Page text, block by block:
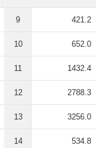
9 421.2
10 652.0
11 1432.4
12 2788.3
13 3256.0
14 534.8